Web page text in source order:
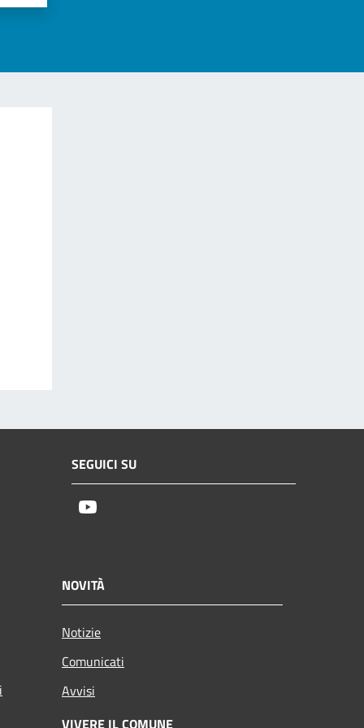
SEGUICI SU
NOVITÀ
Notizie
Comunicati
Avvisi
VIVERE IL COMUNE